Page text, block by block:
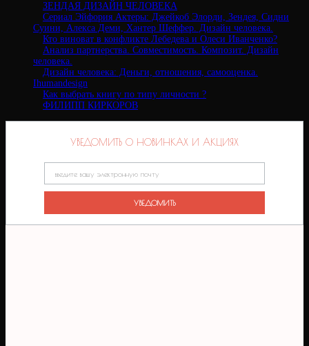
ЗЕНДАЯ ДИЗАЙН ЧЕЛОВЕКА
Сериал Эйфория Актеры: Джейкоб Элорди, Зендея, Сидни
Суини, Алекса Деми, Хантер Шеффер. Дизайн человека.
Кто виноват в конфликте Лебедева и Олеси Иванченко?
Анализ партнерства. Совместимость. Композит. Дизайн
человека.
Дизайн человека: Деньги, отношения, самооценка.
Ihumandesign
Как выбрать книгу по типу личности ?
ФИЛИПП КИРКОРОВ
УВЕДОМИТЬ О НОВИНКАХ И АКЦИЯХ